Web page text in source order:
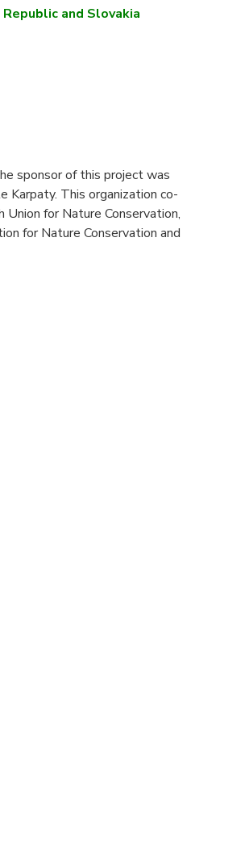
and Slovakia
sponsor of this project was
Karpaty. This organization co-
for Nature Conservation,
for Nature Conservation and